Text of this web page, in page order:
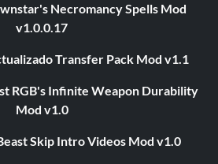
Necromancy Spells Mod
v1.0.0.17
Transfer Pack Mod v1.1
RGB's Infinite Weapon Durability
Mod v1.0
Skip Intro Videos Mod v1.0